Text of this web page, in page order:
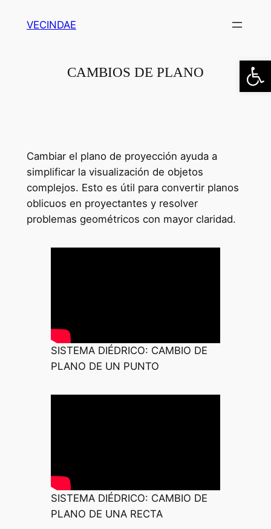
VECINDAE
CAMBIOS DE PLANO
Cambiar el plano de proyección ayuda a
simplificar la visualización de objetos
complejos. Esto es útil para convertir planos
oblicuos en proyectantes y resolver
problemas geométricos con mayor claridad.
SISTEMA DIÉDRICO: CAMBIO DE
PLANO DE UN PUNTO
SISTEMA DIÉDRICO: CAMBIO DE
PLANO DE UNA RECTA
Abrir